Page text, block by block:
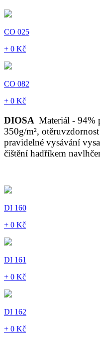
CO 025
+ 0 Kč
CO 082
+ 0 Kč
DIOSA Materiál - 94%
350g/m²,
pravidelné vysávání
čištění hadříkem
DI 160
+ 0 Kč
DI 161
+ 0 Kč
DI 162
+ 0 Kč